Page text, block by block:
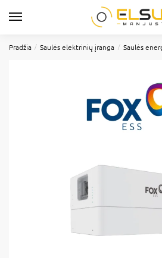
Pradžia / Saulės elektrinių įranga / Saulės